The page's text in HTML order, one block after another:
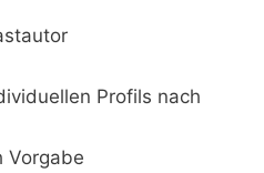
Profils nach
Vorgabe